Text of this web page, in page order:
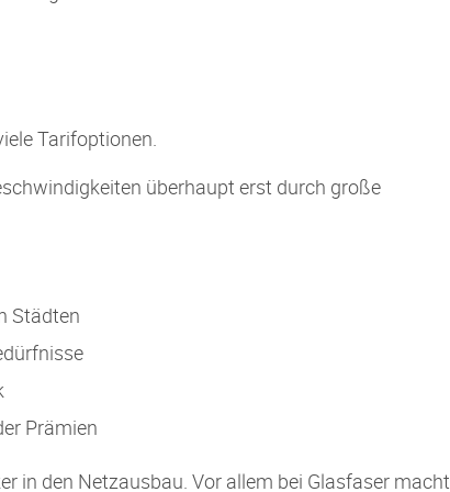
Tarifoptionen.
überhaupt erst durch große
Städten
Prämien
in den Netzausbau. Vor allem bei Glasfaser macht